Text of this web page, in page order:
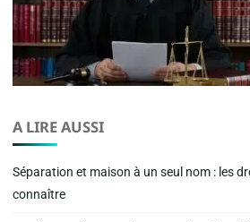
A LIRE AUSSI
Séparation et maison à un seul nom : les
connaître